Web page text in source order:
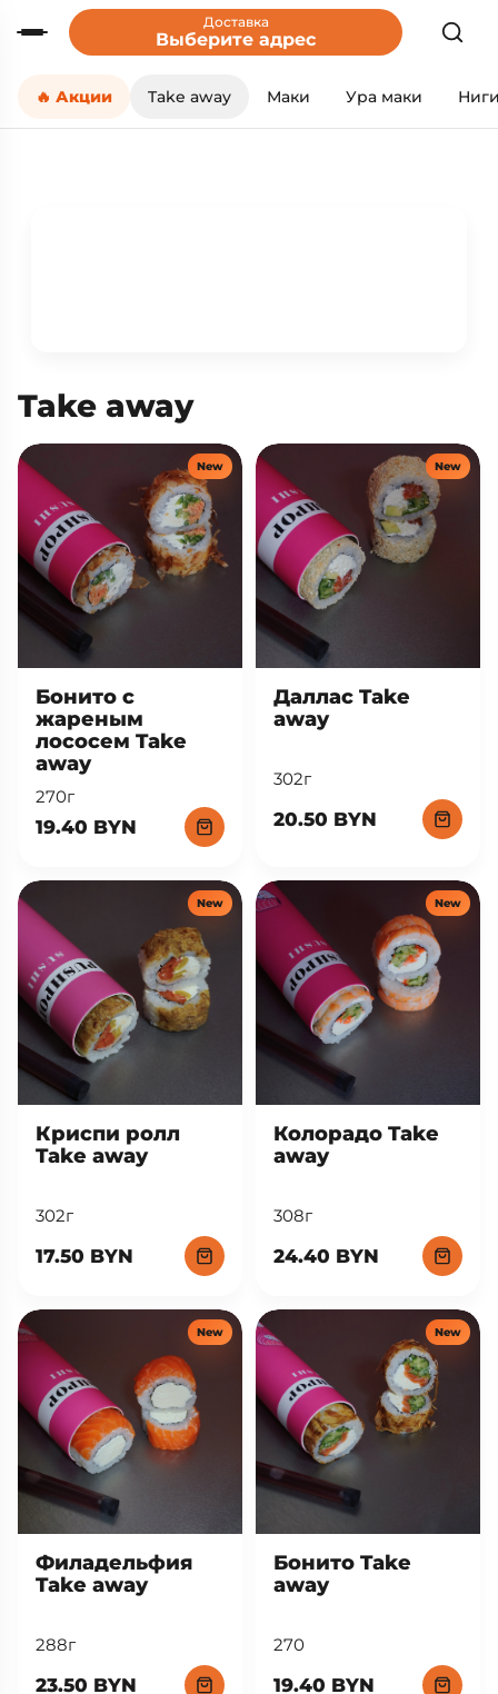
Доставка
Выберите адрес
🔥 Акции Take away Маки Ура маки
Take away
New
Бонито с
жареным
лососем Take
away
270г
19.40 BYN
New
Даллас Take
away
302г
20.50 BYN
New
Криспи ролл
Take away
302г
17.50 BYN
New
Колорадо Take
away
308г
24.40 BYN
New
Филадельфия
Take away
288г
23.50 BYN
New
Бонито Take
away
270
19.40 BYN